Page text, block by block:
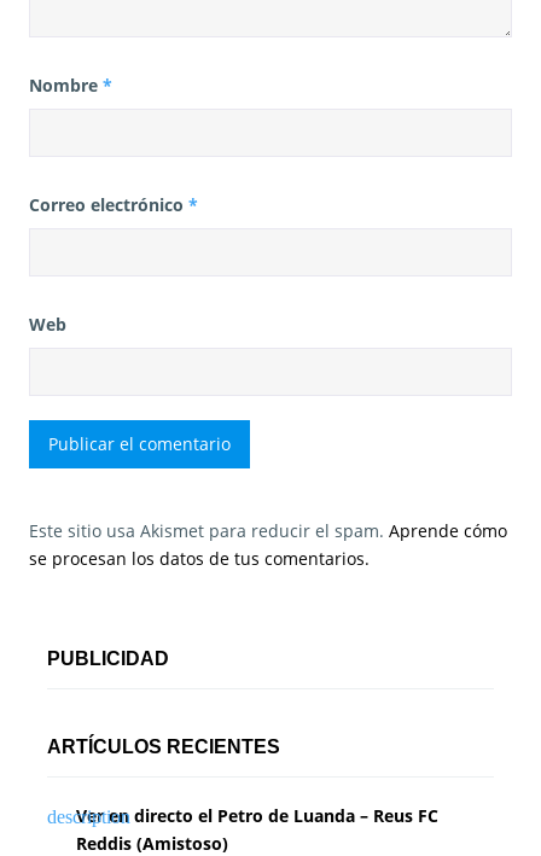
Nombre *
Correo electrónico *
Web
Este sitio usa Akismet para reducir el spam. Aprende cómo
se procesan los datos de tus comentarios.
PUBLICIDAD
ARTÍCULOS RECIENTES
Ver en directo el Petro de Luanda – Reus FC
Reddis (Amistoso)